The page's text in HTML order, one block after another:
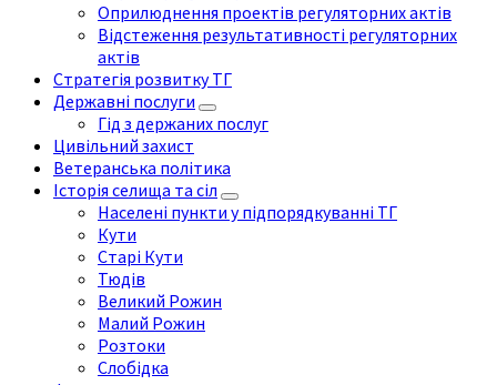
Оприлюднення проектів регуляторних актів
Відстеження результативності регуляторних
актів
Стратегія розвитку ТГ
Державні послуги
Гід з держаних послуг
Цивільний захист
Ветеранська політика
Історія селища та сіл
Населені пункти у підпорядкуванні ТГ
Кути
Старі Кути
Тюдів
Великий Рожин
Малий Рожин
Розтоки
Слобідка